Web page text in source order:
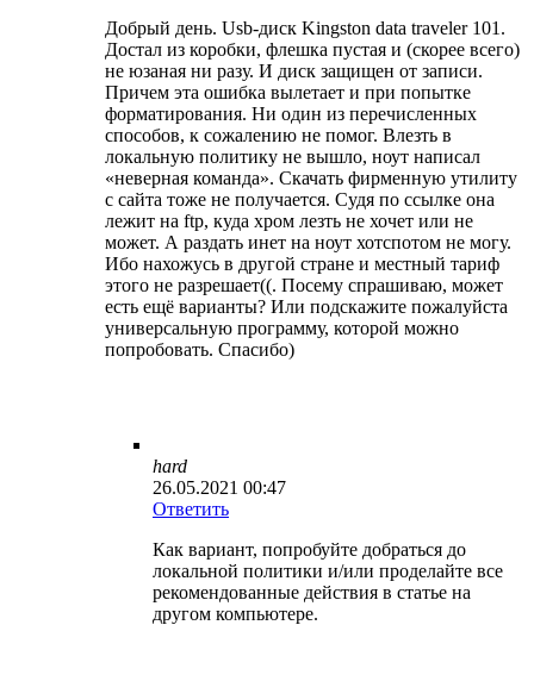
Добрый день. Usb-диск Kingston data traveler 101.
Достал из коробки, флешка пустая и (скорее всего)
не юзаная ни разу. И диск защищен от записи.
Причем эта ошибка вылетает и при попытке
форматирования. Ни один из перечисленных
способов, к сожалению не помог. Влезть в
локальную политику не вышло, ноут написал
«неверная команда». Скачать фирменную утилиту
с сайта тоже не получается. Судя по ссылке она
лежит на ftp, куда хром лезть не хочет или не
может. А раздать инет на ноут хотспотом не могу.
Ибо нахожусь в другой стране и местный тариф
этого не разрешает((. Посему спрашиваю, может
есть ещё варианты? Или подскажите пожалуйста
универсальную программу, которой можно
попробовать. Спасибо)
hard
26.05.2021 00:47
Ответить
Как вариант, попробуйте добраться до
локальной политики и/или проделайте все
рекомендованные действия в статье на
другом компьютере.